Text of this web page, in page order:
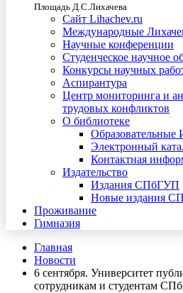
Площадь Д.С.Лихачева
Сайт Lihachev.ru
Международные
Научные конференции
Студенческое научное
Конкурсы научных
Аспирантура
Центр мониторинга и
трудовых конфликтов
О библиотеке
Образовательные
Электронный
Контактная
Издательство
Издания СПбГУП
Новые издания
Проживание
Гимназия
Главная
Новости
6 сентября. Университет
сотрудникам и студентам